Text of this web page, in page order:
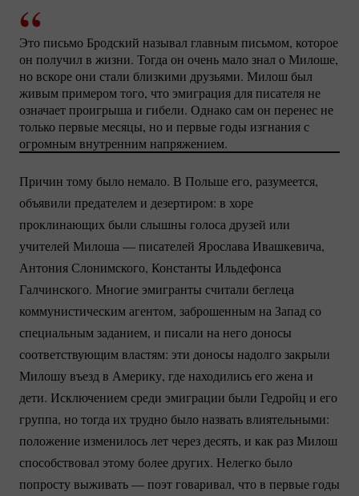
Это письмо Бродский называл главным письмом, которое
он получил в жизни. Тогда он очень мало знал о Милоше,
но вскоре они стали близкими друзьями. Милош был
живым примером того, что эмиграция для писателя не
означает проигрыша и гибели. Однако сам он перенес не
только первые месяцы, но и первые годы изгнания с
огромным внутренним напряжением.
Причин тому было немало. В Польше его, разумеется,
объявили предателем и дезертиром: в хоре
проклинающих были слышны голоса друзей или
учителей Милоша — писателей Ярослава Ивашкевича,
Антония Слонимского, Константы Ильдефонса
Галчинского. Многие эмигранты считали беглеца
коммунистическим агентом, заброшенным на Запад со
специальным заданием, и писали на него доносы
соответствующим властям: эти доносы надолго закрыли
Милошу въезд в Америку, где находились его жена и
дети. Исключением среди эмиграции были Гедройц и его
группа, но тогда их трудно было назвать влиятельными:
положение изменилось лет через десять, и как раз Милош
способствовал этому более других. Нелегко было
попросту выживать — поэт говаривал, что в первые годы